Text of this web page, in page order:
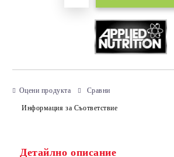
Оцени продукта Сравни
Информация за Съответствие
Детайлно описание